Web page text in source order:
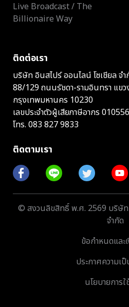
Live Broadcast / The
Billionaire Way
ติดต่อเรา
บริษัท อินสไปร์ ออนไลน์ โซเชียล จ
88/129 ถนนรัชดา-รามอินทรา แขว
กรุงเทพมหานคร 10230
เลขประจำตัวผู้เสียภาษีอากร
โทร. 083 827 9833
ติดตามเรา
© สงวนลิขสิทธิ์ พ.ศ. 2569 บริษัท
จำกัด
ข้อกำหนดและ
ประกาศความเ
นโยบายการ